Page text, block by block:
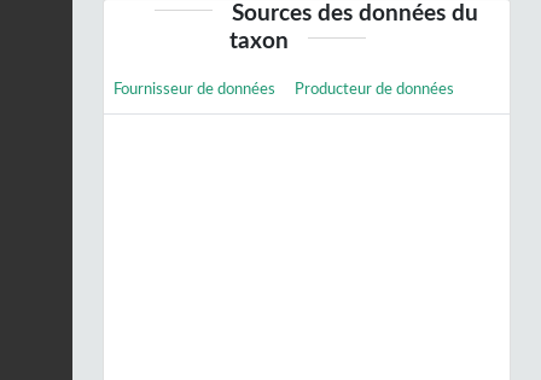
Sources des données du
taxon
Fournisseur de données Producteur de données